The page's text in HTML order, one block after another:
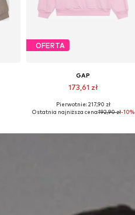
OFERTA
GAP
173,61 zł
Dostępne w różnych rozmiarach
Pierwotnie: 217,90 zł
Ostatnia najniższa cena:192,90 zł-10%